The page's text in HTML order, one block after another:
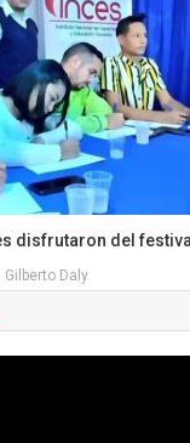
disfrutaron del
Gilberto Daly